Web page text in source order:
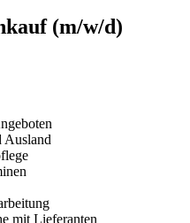
(m/w/d)
Ausland
mit Lieferanten